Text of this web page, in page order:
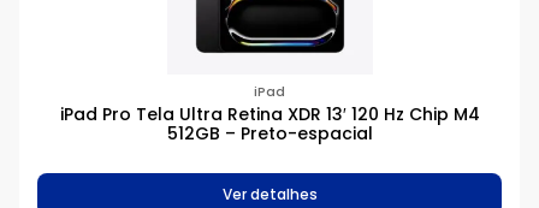
iPad
iPad Pro Tela Ultra Retina XDR 13′ 120 Hz Chip M4
512GB – Preto-espacial
Ver detalhes